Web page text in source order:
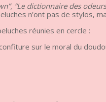
, “Le dictionnaire des
n’ont pas de stylos,
réunies en cercle :
sur le moral du